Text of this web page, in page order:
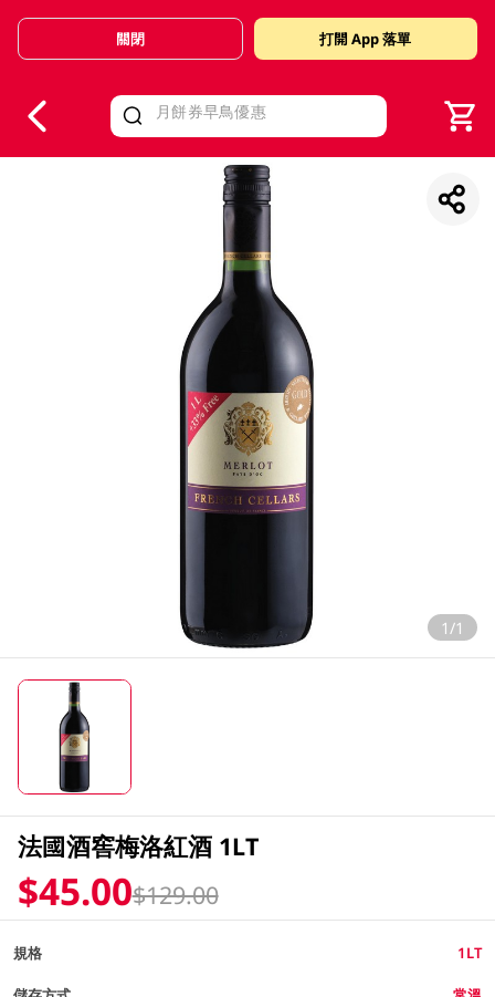
Valid Until 30 June 2026
關閉 打開 App 落單
1/1
法國酒窖梅洛紅酒 1LT
$45.00$129.00
規格 1LT